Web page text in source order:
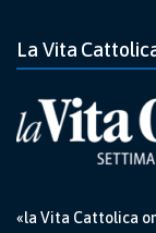
La Vita
«la Vita Cattolica